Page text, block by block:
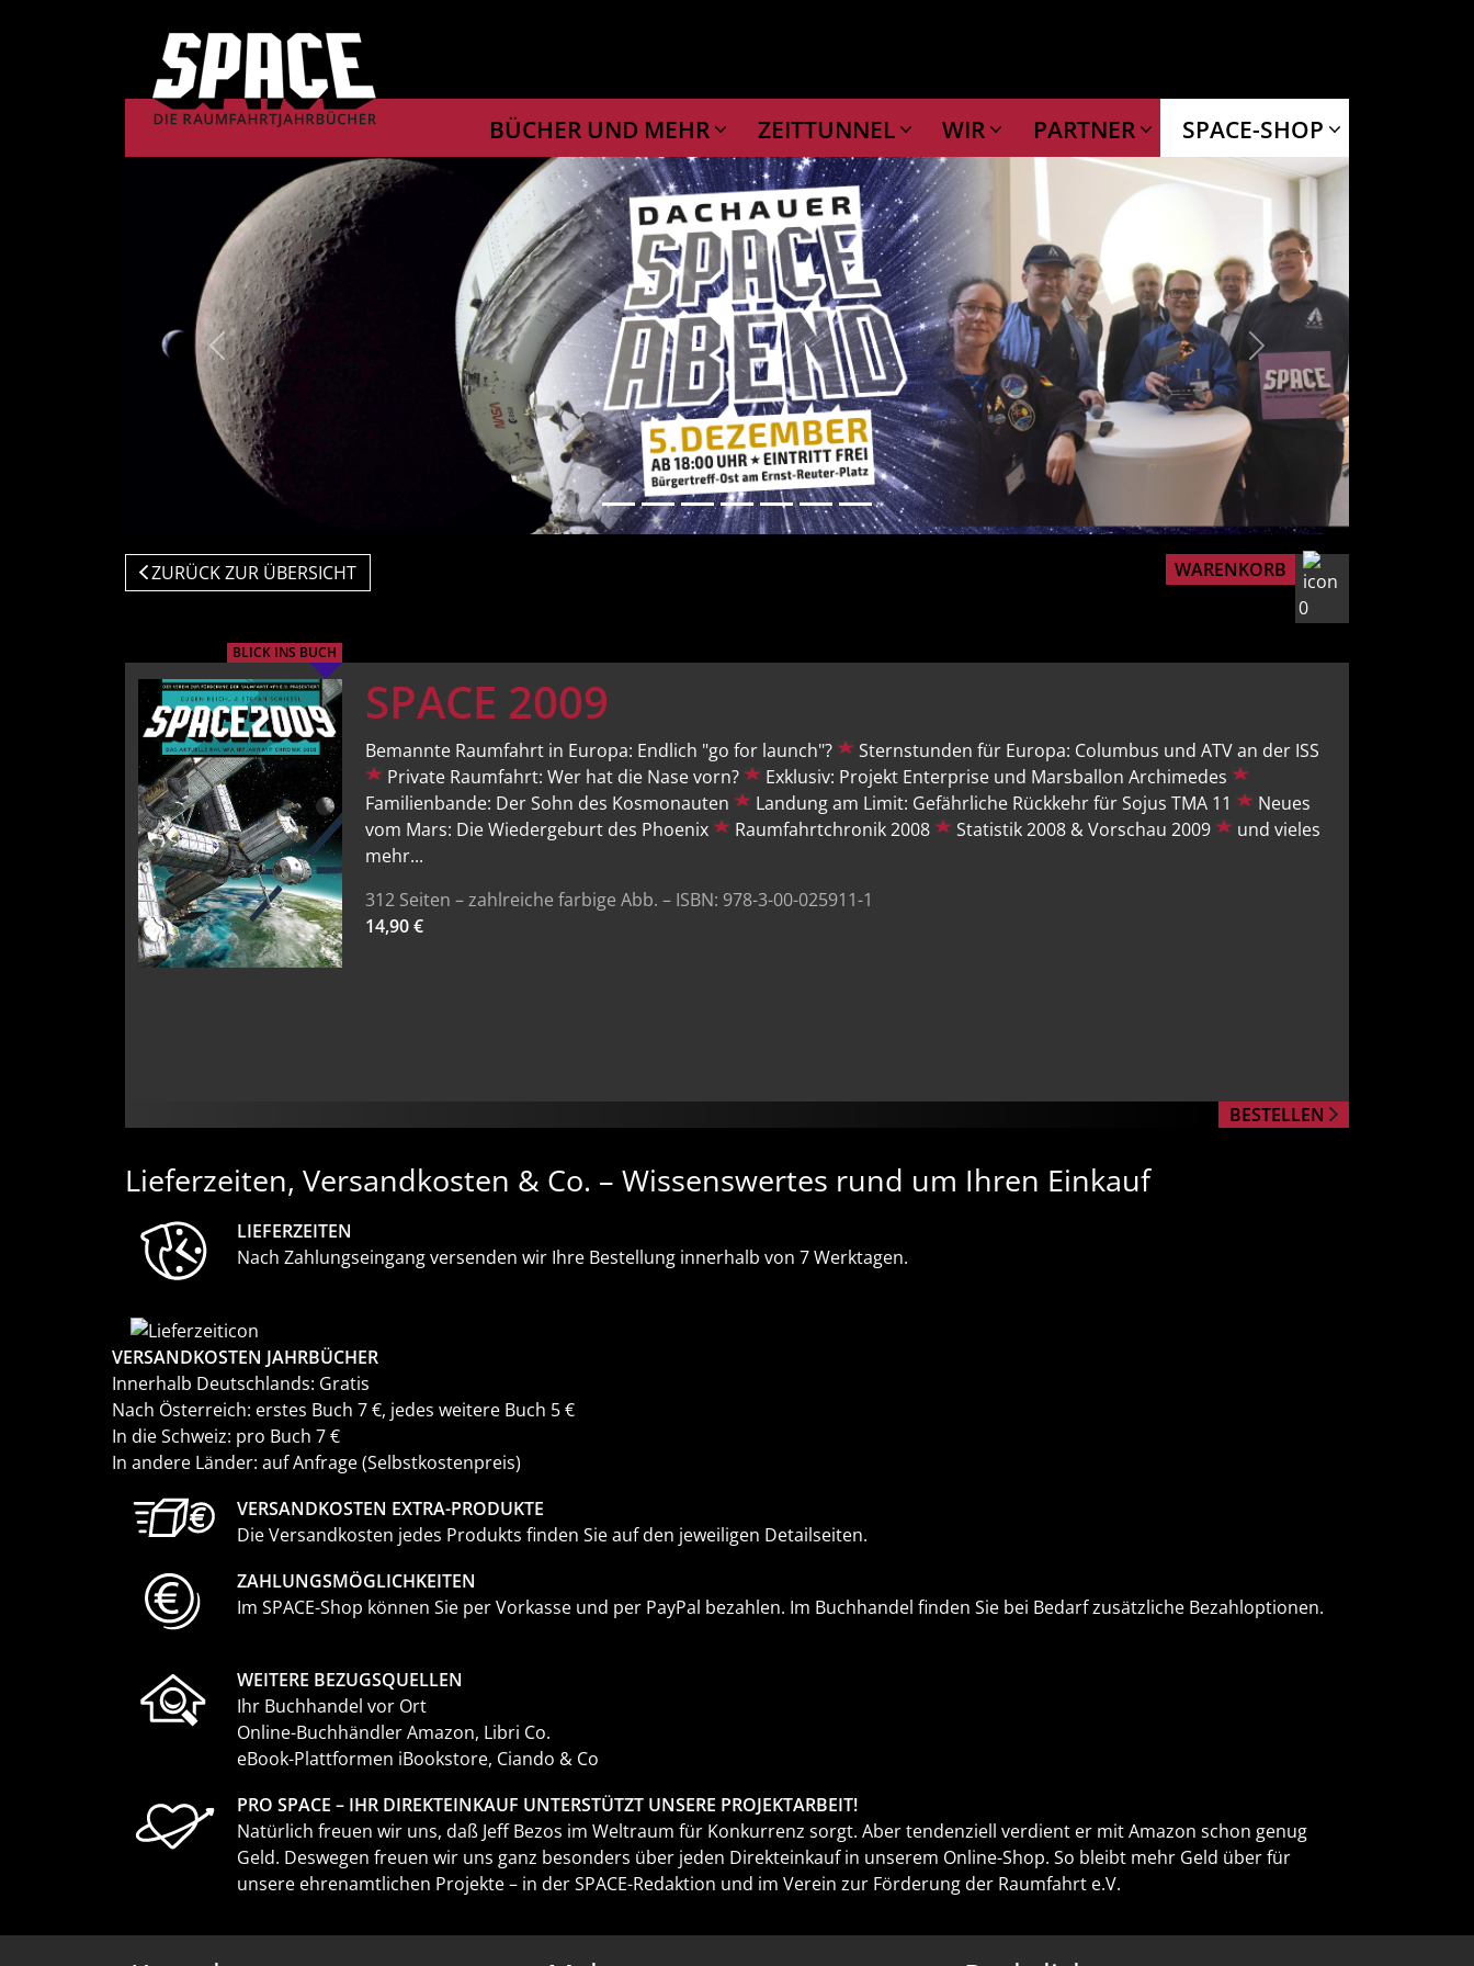
BÜCHER UND MEHR ZEITTUNNEL WIR PARTNER SPACE-SHOP
Previous Next
ZURÜCK ZUR ÜBERSICHT
WARENKORB
0
BLICK INS BUCH
SPACE 2009
Bemannte Raumfahrt in Europa: Endlich "go for launch"?
Sternstunden für Europa: Columbus und ATV an der ISS
Private Raumfahrt: Wer hat die Nase vorn?
Exklusiv: Projekt Enterprise und Marsballon Archimedes
Familienbande: Der Sohn des Kosmonauten
Landung am Limit: Gefährliche Rückkehr für Sojus TMA 11
Neues
vom Mars: Die Wiedergeburt des Phoenix
Raumfahrtchronik 2008 Statistik 2008 & Vorschau 2009
und vieles
mehr...
312 Seiten – zahlreiche farbige Abb. – ISBN: 978-3-00-025911-1
14,90 €
BESTELLEN
Lieferzeiten, Versandkosten & Co. – Wissenswertes rund um Ihren Einkauf
LIEFERZEITEN
Nach Zahlungseingang versenden wir Ihre Bestellung innerhalb von 7 Werktagen.
VERSANDKOSTEN JAHRBÜCHER
Innerhalb Deutschlands: Gratis
Nach Österreich: erstes Buch 7 €, jedes weitere Buch 5 €
In die Schweiz: pro Buch 7 €
In andere Länder: auf Anfrage (Selbstkostenpreis)
VERSANDKOSTEN EXTRA-PRODUKTE
Die Versandkosten jedes Produkts finden Sie auf den jeweiligen Detailseiten.
ZAHLUNGS­MÖGLICHKEITEN
Im SPACE-Shop können Sie per Vorkasse und per PayPal bezahlen. Im Buchhandel finden Sie bei Bedarf zusätzliche Bezahloptionen.
WEITERE BEZUGSQUELLEN
Ihr Buchhandel vor Ort
Online-Buchhändler Amazon, Libri Co.
eBook-Plattformen iBookstore, Ciando & Co
PRO SPACE – IHR DIREKTEINKAUF UNTERSTÜTZT UNSERE PROJEKTARBEIT!
Natürlich freuen wir uns, daß Jeff Bezos im Weltraum für Konkurrenz sorgt. Aber tendenziell verdient er mit Amazon schon genug
Geld. Deswegen freuen wir uns ganz besonders über jeden Direkteinkauf in unserem Online-Shop. So bleibt mehr Geld über für
unsere ehrenamtlichen Projekte – in der SPACE-Redaktion und im Verein zur Förderung der Raumfahrt e.V.